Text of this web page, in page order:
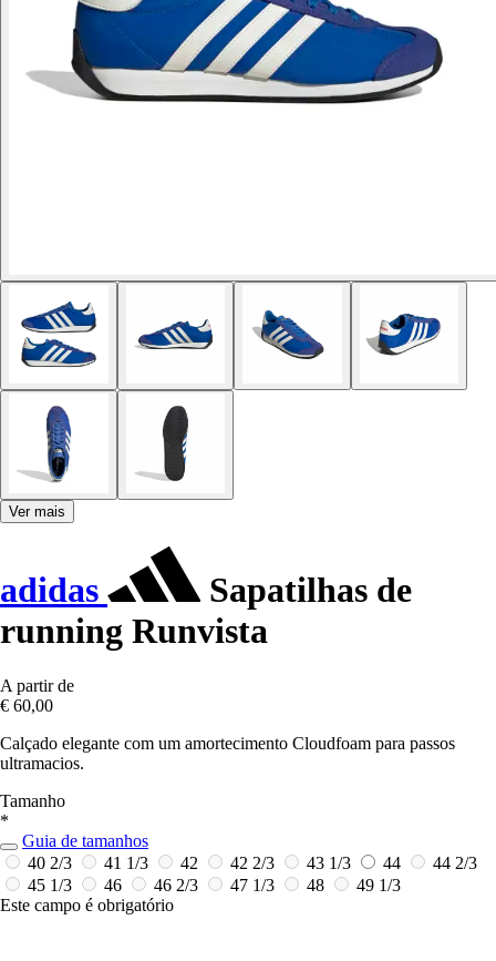
Ver mais
adidas
Sapatilhas de
running Runvista
A partir de
€ 60,00
Calçado elegante com um amortecimento Cloudfoam para passos
ultramacios.
Tamanho
*
Guia de tamanhos
40 2/3
41 1/3 42 42 2/3 43 1/3 44
44 2/3
45 1/3
46 46 2/3 47 1/3 48
49 1/3
Este campo é obrigatório